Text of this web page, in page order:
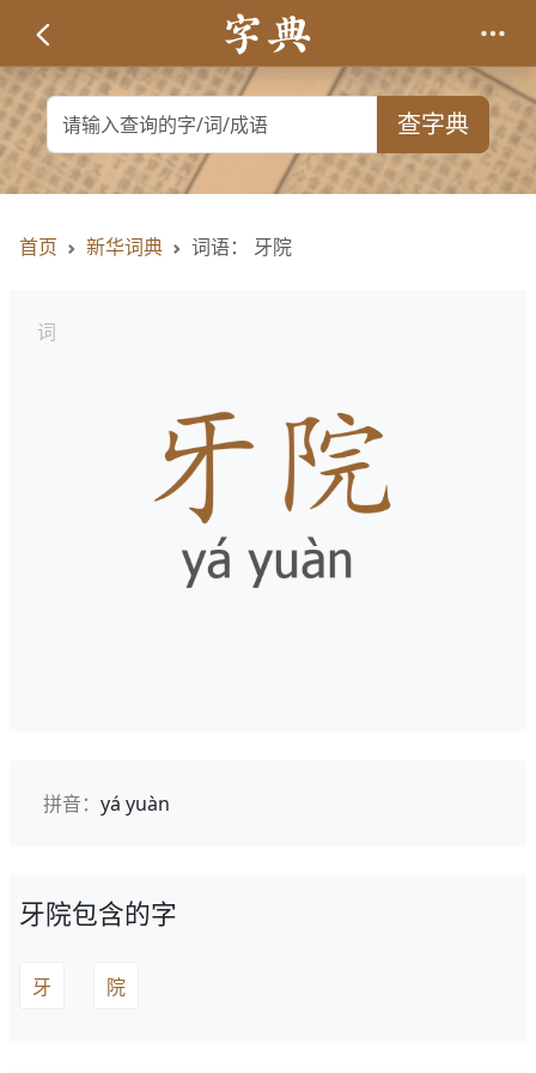
查字典
首页 新华词典 词语： 牙院
词
拼音： yá yuàn
牙院包含的字
牙 院